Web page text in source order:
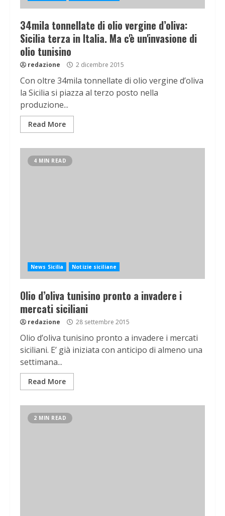
34mila tonnellate di olio vergine d’oliva:
Sicilia terza in Italia. Ma c'è un'invasione di
olio tunisino
redazione 2 dicembre 2015
Con oltre 34mila tonnellate di olio vergine d’oliva
la Sicilia si piazza al terzo posto nella
produzione...
Read More
4 MIN READ
News Sicilia Notizie siciliane
Olio d’oliva tunisino pronto a invadere i
mercati siciliani
redazione 28 settembre 2015
Olio d’oliva tunisino pronto a invadere i mercati
siciliani. E’ già iniziata con anticipo di almeno una
settimana...
Read More
2 MIN READ